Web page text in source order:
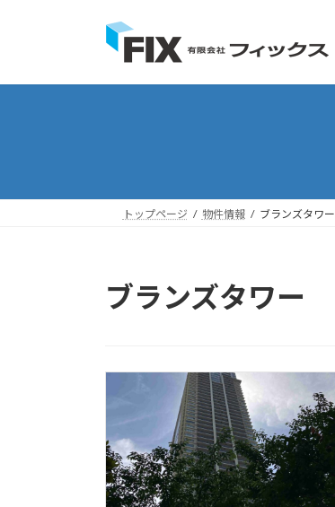
プ
動
トップページ 物件情報 ブランズタワー
ブランズタワー